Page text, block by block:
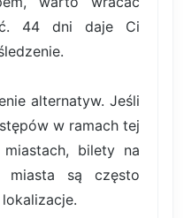
44 dni daje Ci
alternatyw. Jeśli
w ramach tej
bilety na
miasta są często